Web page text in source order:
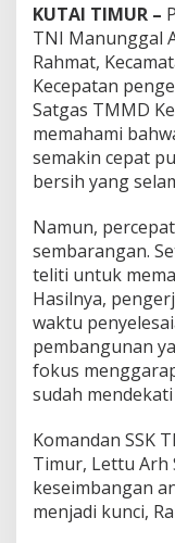
KUTAI TIMUR –
TNI Manunggal
Rahmat,
Kecepatan
Satgas TMMD
memahami
semakin cepat
bersih yang
Namun,
sembarangan.
teliti untuk
Hasilnya,
waktu
pembangunan
fokus
sudah
Komandan SSK
Timur, Lettu Arh
keseimbangan
menjadi kunci,